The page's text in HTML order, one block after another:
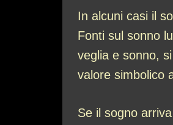
In alcuni casi il
Fonti sul sonno
veglia e sonno,
valore simbolico
Se il sogno